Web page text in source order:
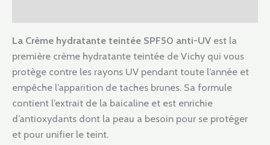
La Crème hydratante teintée SPF50 anti-UV est la
première crème hydratante teintée de Vichy qui vous
protège contre les rayons UV pendant toute l’année et
empêche l’apparition de taches brunes. Sa formule
contient l’extrait de la baicaline et est enrichie
d’antioxydants dont la peau a besoin pour se protéger
et pour unifier le teint.